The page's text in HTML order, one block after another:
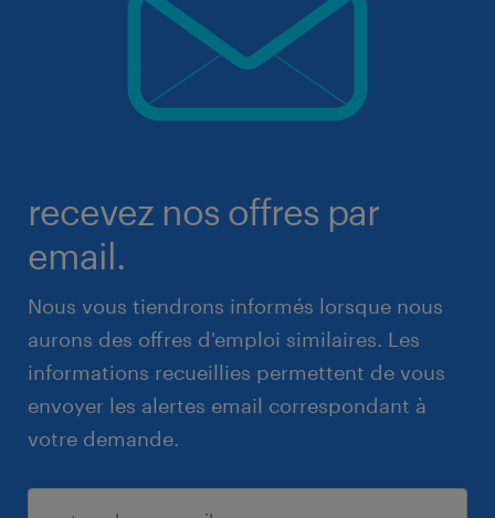
recevez nos offres par
email.
Nous vous tiendrons informés lorsque nous
aurons des offres d'emploi similaires. Les
informations recueillies permettent de vous
envoyer les alertes email correspondant à
votre demande.